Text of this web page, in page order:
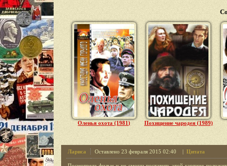
Оленья охота (1981) Похищение чародея (1989)
Лариса Оставлено 23 февраля 2015 02:40 | Цитата